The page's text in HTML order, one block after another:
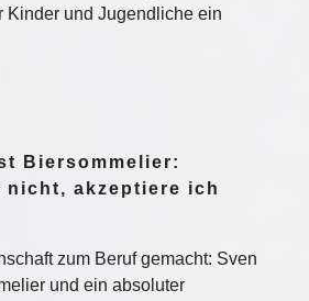
Kinder und Jugendliche ein
Biersommelier:
nicht, akzeptiere ich
zum Beruf gemacht: Sven
und ein absoluter